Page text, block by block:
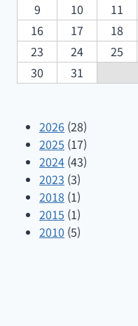
9
10 11
16
17 18
23
24 25
30
31
2026 (28)
2025 (17)
2024 (43)
2023 (3)
2018 (1)
2015 (1)
2010 (5)